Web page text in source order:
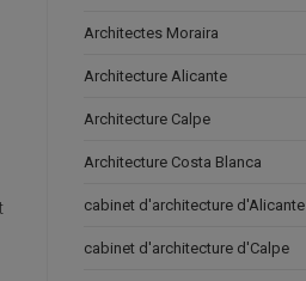
Architectes Moraira
Architecture Alicante
Architecture Calpe
Architecture Costa Blanca
cabinet d'architecture d'Alicante
cabinet d'architecture d'Calpe